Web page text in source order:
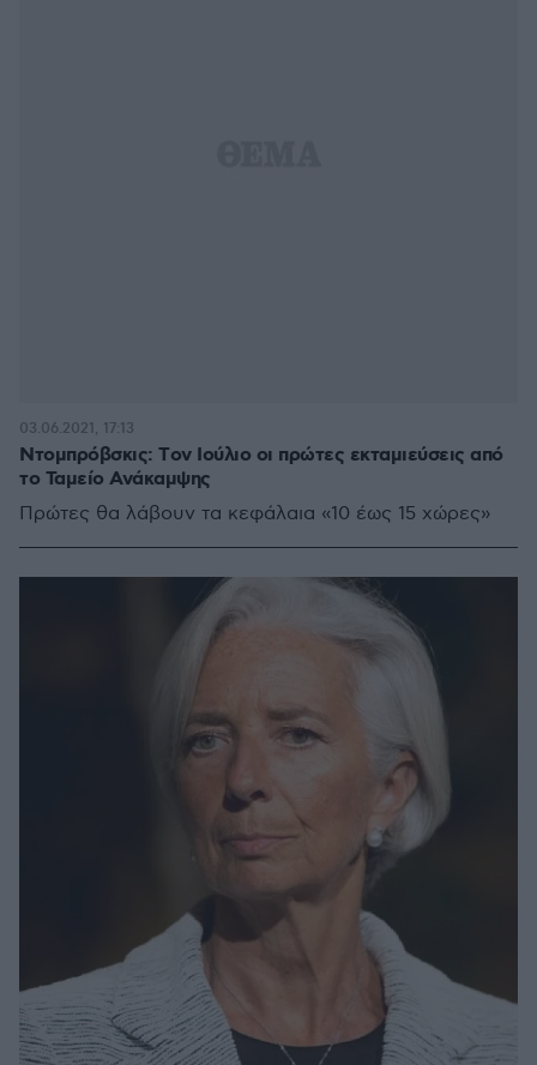
Ντομπρόβσκις: Tον Ιούλιο oι πρώτες εκταμιεύσεις από
το Ταμείο Ανάκαμψης
Πρώτες θα λάβουν τα κεφάλαια «10 έως 15 χώρες»
03.06.2021, 17:13